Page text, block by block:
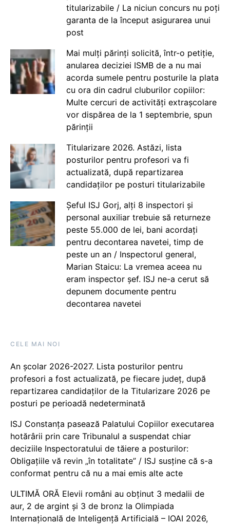
titularizabile / La niciun concurs nu poți
garanta de la început asigurarea unui
post
Mai mulți părinți solicită, într-o petiție,
anularea deciziei ISMB de a nu mai
acorda sumele pentru posturile la plata
cu ora din cadrul cluburilor copiilor:
Multe cercuri de activități extrașcolare
vor dispărea de la 1 septembrie, spun
părinții
Titularizare 2026. Astăzi, lista
posturilor pentru profesori va fi
actualizată, după repartizarea
candidaților pe posturi titularizabile
Șeful ISJ Gorj, alți 8 inspectori și
personal auxiliar trebuie să returneze
peste 55.000 de lei, bani acordați
pentru decontarea navetei, timp de
peste un an / Inspectorul general,
Marian Staicu: La vremea aceea nu
eram inspector șef. ISJ ne-a cerut să
depunem documente pentru
decontarea navetei
CELE MAI NOI
An școlar 2026-2027. Lista posturilor pentru
profesori a fost actualizată, pe fiecare județ, după
repartizarea candidaților de la Titularizare 2026 pe
posturi pe perioadă nedeterminată
ISJ Constanța pasează Palatului Copiilor executarea
hotărârii prin care Tribunalul a suspendat chiar
deciziile Inspectoratului de tăiere a posturilor:
Obligațiile vă revin „în totalitate” / ISJ susține că s-a
conformat pentru că nu a mai emis alte acte
ULTIMĂ ORĂ Elevii români au obținut 3 medalii de
aur, 2 de argint și 3 de bronz la Olimpiada
Internațională de Inteligență Artificială – IOAI 2026,